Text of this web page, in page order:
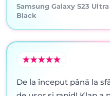
Samsung Galaxy S23
Black
De la început până la